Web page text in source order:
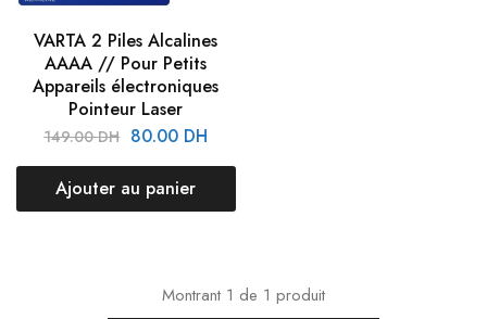
VARTA 2 Piles Alcalines
AAAA // Pour Petits
Appareils électroniques
Pointeur Laser
149.00DH 80.00 DH
Ajouter au panier
Montrant 1 de 1 produit